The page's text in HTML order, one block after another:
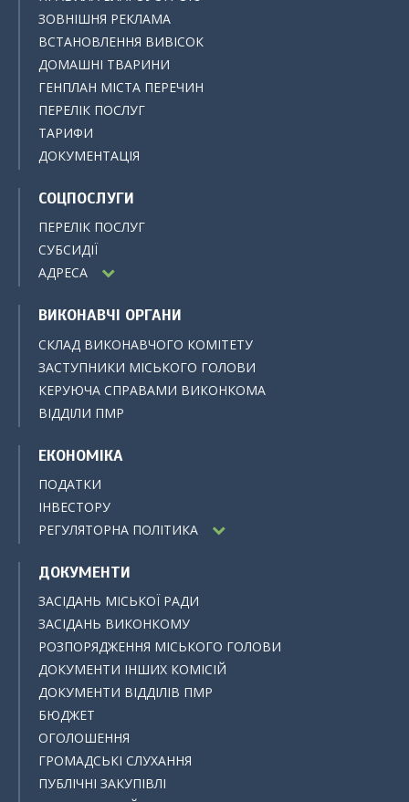
ЗОВНІШНЯ РЕКЛАМА
ВСТАНОВЛЕННЯ ВИВІСОК
ДОМАШНІ ТВАРИНИ
ГЕНПЛАН МІСТА ПЕРЕЧИН
ПЕРЕЛІК ПОСЛУГ
ТАРИФИ
ДОКУМЕНТАЦІЯ
СОЦПОСЛУГИ
ПЕРЕЛІК ПОСЛУГ
СУБСИДІЇ
АДРЕСА
ВИКОНАВЧІ ОРГАНИ
СКЛАД ВИКОНАВЧОГО КОМІТЕТУ
ЗАСТУПНИКИ МІСЬКОГО ГОЛОВИ
КЕРУЮЧА СПРАВАМИ ВИКОНКОМА
ВІДДІЛИ ПМР
ЕКОНОМІКА
ПОДАТКИ
ІНВЕСТОРУ
РЕГУЛЯТОРНА ПОЛІТИКА
ДОКУМЕНТИ
ЗАСІДАНЬ МІСЬКОЇ РАДИ
ЗАСІДАНЬ ВИКОНКОМУ
РОЗПОРЯДЖЕННЯ МІСЬКОГО ГОЛОВИ
ДОКУМЕНТИ ІНШИХ КОМІСІЙ
ДОКУМЕНТИ ВІДДІЛІВ ПМР
БЮДЖЕТ
ОГОЛОШЕННЯ
ГРОМАДСЬКІ СЛУХАННЯ
ПУБЛІЧНІ ЗАКУПІВЛІ